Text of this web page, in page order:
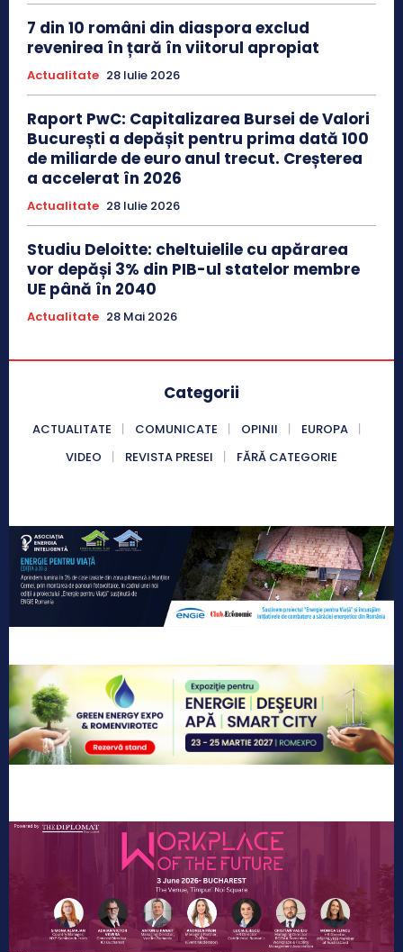
7 din 10 români din diaspora exclud
revenirea în țară în viitorul apropiat
Actualitate 28 Iulie 2026
Raport PwC: Capitalizarea Bursei de Valori
București a depășit pentru prima dată 100
de miliarde de euro anul trecut. Creșterea
a accelerat în 2026
Actualitate 28 Iulie 2026
Studiu Deloitte: cheltuielile cu apărarea
vor depăși 3% din PIB-ul statelor membre
UE până în 2040
Actualitate 28 Mai 2026
Categorii
ACTUALITATE COMUNICATE OPINII
EUROPA
VIDEO
REVISTA PRESEI FĂRĂ CATEGORIE